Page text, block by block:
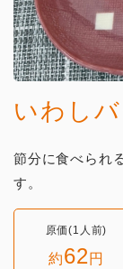
いわし
節分に食べられ
す。
原価(1人前)
約62円